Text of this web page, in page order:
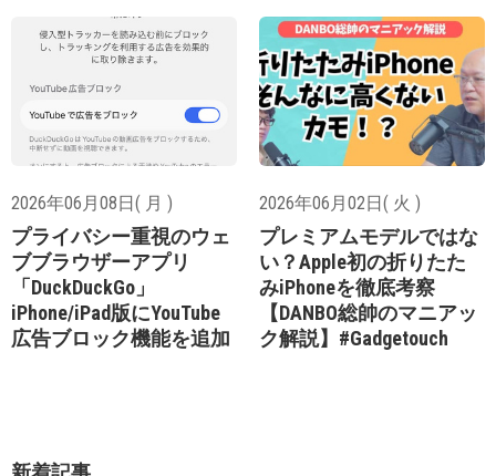
2026年06月08日( 月 )
プライバシー重視のウェ
ブブラウザーアプリ
「DuckDuckGo」
iPhone/iPad版にYouTube
広告ブロック機能を追加
2026年06月02日( 火 )
プレミアムモデルではな
い？Apple初の折りたた
みiPhoneを徹底考察
【DANBO総帥のマニアッ
ク解説】#Gadgetouch